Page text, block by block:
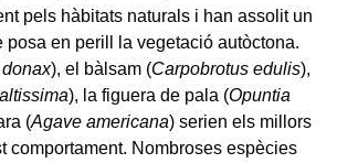
pels hàbitats naturals i han assolit un
posa en perill la vegetació autòctona.
), el bàlsam (Carpobrotus edulis),
), la figuera de pala (Opuntia
(Agave americana) serien els millors
comportament. Nombroses espècies